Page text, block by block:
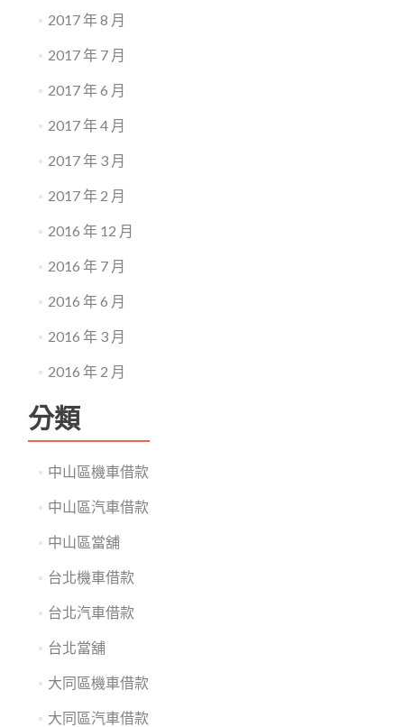
2017 年 8 月
2017 年 7 月
2017 年 6 月
2017 年 4 月
2017 年 3 月
2017 年 2 月
2016 年 12 月
2016 年 7 月
2016 年 6 月
2016 年 3 月
2016 年 2 月
分類
中山區機車借款
中山區汽車借款
中山區當舖
台北機車借款
台北汽車借款
台北當舖
大同區機車借款
大同區汽車借款